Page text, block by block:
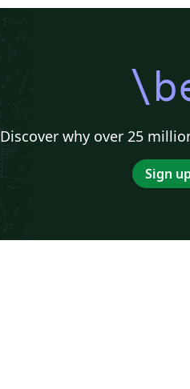
Discover why over 25
Sign